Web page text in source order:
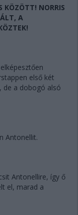
KÖZÖTT! NORRIS
A
első két
de a dobogó alsó
Antonellit.
Antonellire, így ő
el, marad a